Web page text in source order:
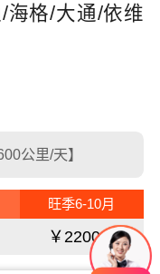
海格/大通/依维
公里/天】
旺季6-10月
￥2200 起